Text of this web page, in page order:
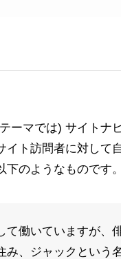
ーマでは) サイトナ
ト訪問者に対して
のようなものです。
て働いていますが、
み、ジャックという